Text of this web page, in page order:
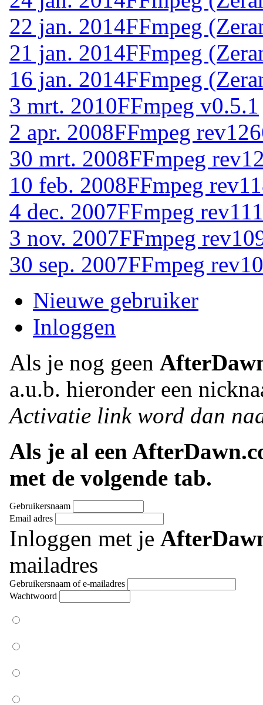
22 jan. 2014FFmpeg
21 jan. 2014FFmpeg
16 jan. 2014FFmpeg
3 mrt. 2010FFmpeg v0.5.1
2 apr. 2008FFmpeg
30 mrt. 2008FFmpeg
10 feb. 2008FFmpeg
4 dec. 2007FFmpeg
3 nov. 2007FFmpeg
30 sep. 2007FFmpeg
Nieuwe gebruiker
Inloggen
Als je nog geen
a.u.b. hieronder een
Activatie link word dan
Als je al een
met de volgende tab.
Gebruikersnaam
Email adres
Inloggen met je
mailadres
Gebruikersnaam of e-mailadres
Wachtwoord